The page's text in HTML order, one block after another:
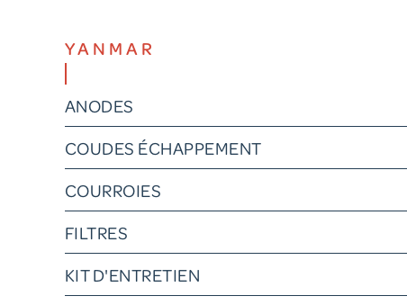
YANMAR
ANODES
COUDES ÉCHAPPEMENT
COURROIES
FILTRES
KIT D'ENTRETIEN